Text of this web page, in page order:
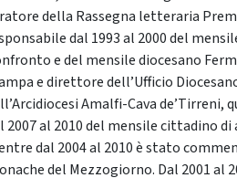
della Rassegna letteraria
dal 1993 al 2000 del
e del mensile diocesano
e direttore dell’Ufficio
Amalfi-Cava
2007 al 2010 del mensile cittadino
dal 2004 al 2010 è stato
del Mezzogiorno. Dal 2001 al